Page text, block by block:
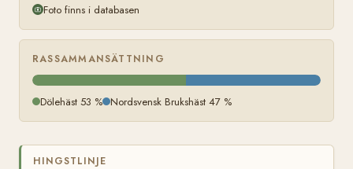
Foto finns i databasen
RASSAMMANSÄTTNING
Dölehäst 53 % Nordsvensk Brukshäst 47 %
HINGSTLINJE